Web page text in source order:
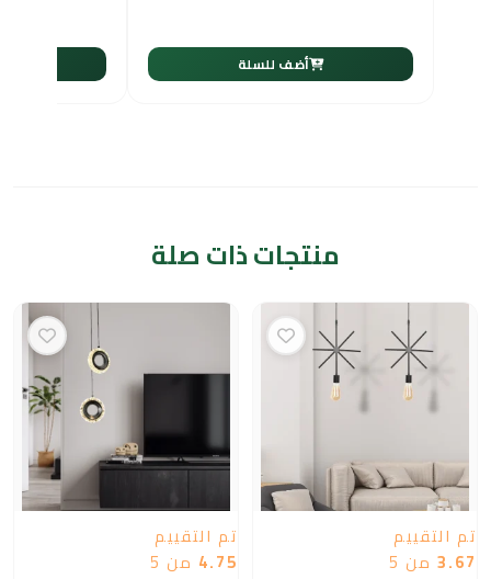
أضف للسلة
منتجات ذات صلة
تم التقييم
3.67 من 5
تم التقييم
4.75 من 5